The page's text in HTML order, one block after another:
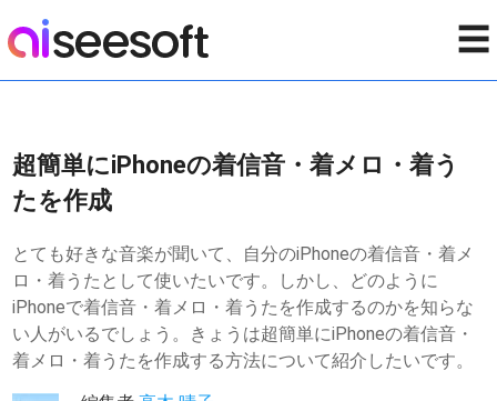
☰
超簡単にiPhoneの着信音・着メロ・着う
たを作成
とても好きな音楽が聞いて、自分のiPhoneの着信音・着メ
ロ・着うたとして使いたいです。しかし、どのように
iPhoneで着信音・着メロ・着うたを作成するのかを知らな
い人がいるでしょう。きょうは超簡単にiPhoneの着信音・
着メロ・着うたを作成する方法について紹介したいです。